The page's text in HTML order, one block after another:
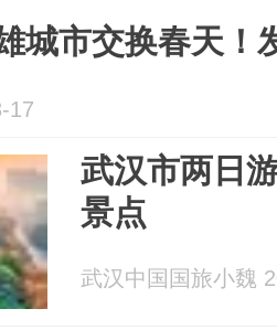
城市交换春天
17
武汉市两日
景点
武汉中国国旅小魏